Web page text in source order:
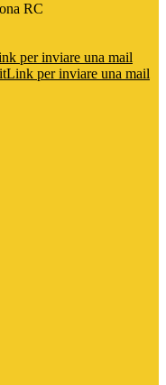
RC
per inviare una mail
Link per inviare una mail